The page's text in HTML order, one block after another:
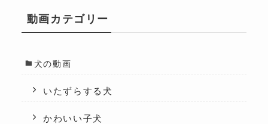
動画カテゴリー
犬の動画
いたずらする犬
かわいい子犬